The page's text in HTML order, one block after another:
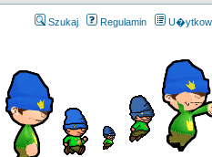
Szukaj Regulamin